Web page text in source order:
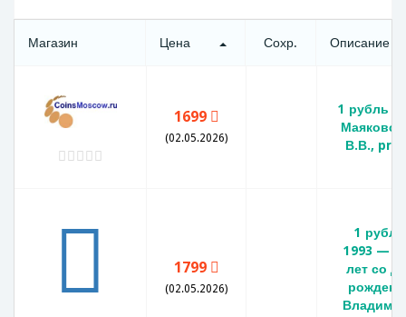
Магазин Цена Сохр. Описание
1699
(02.05.2026)
1 рубль
В.В.,
1799
(02.05.2026)
1 рубль
1993 —
лет со